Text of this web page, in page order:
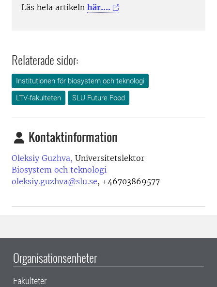
Läs hela artikeln här....
Relaterade sidor:
Institutionen för biosystem och teknologi
LTV-fakulteten
SLU Future Food
Kontaktinformation
Oleksiy Guzhva, Universitetslektor
Biosystem och teknologi
oleksiy.guzhva@slu.se, +46703869577
Organisationsenheter
Fakulteter